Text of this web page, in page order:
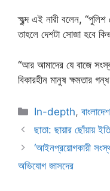
ক্ষুব্দ এই নারী বলেন,
তাহলে দেশটা সোজা হবে
“আর আমাদের যে বাজে
বিকারহীন মানুষ ক্ষমতার
Categories
In-depth,বাংলাদেশ
ছাতা: ছায়ার ছোঁয়ায়
‘আইনপ্রয়োগকারী
অভিযোগ জাসদের